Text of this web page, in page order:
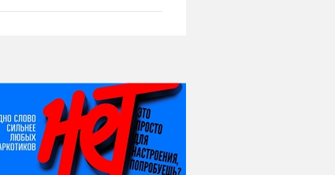
НИ ДНЯ БЕЗ ДАТЫ...
07 августа
Я встретил вас – и
всё былое...